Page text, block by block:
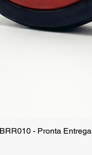
Vista rápida
- Pronta Entrega